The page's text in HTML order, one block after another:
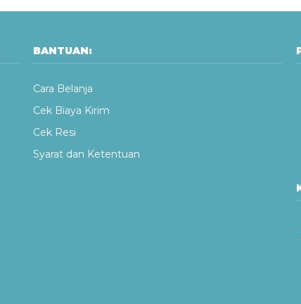
BANTUAN:
Cara Belanja
Cek Biaya Kirim
Cek Resi
Syarat dan Ketentuan